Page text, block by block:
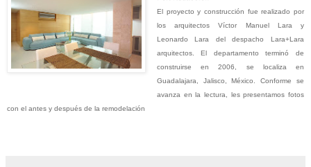
El proyecto y construcción fue realizado por
los arquitectos Víctor Manuel Lara y
Leonardo Lara del despacho Lara+Lara
arquitectos. El departamento terminó de
construirse en 2006, se localiza en
Guadalajara, Jalisco, México. Conforme se
avanza en la lectura, les presentamos fotos
con el antes y después de la remodelación